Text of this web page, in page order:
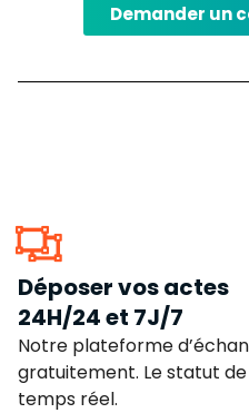
Demander un
Déposer vos actes
24H/24 et 7J/7
Notre plateforme
gratuitement. Le statut
temps réel.